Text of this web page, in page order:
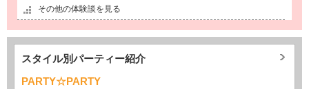
その他の体験談を見る
スタイル別パーティー紹介
PARTY☆PARTY